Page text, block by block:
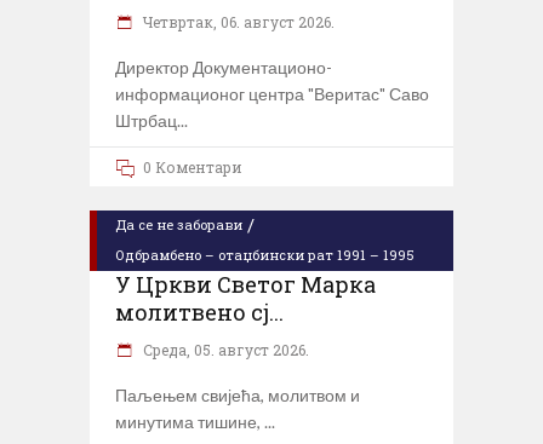
Четвртак, 06. август 2026.
Директор Документационо-
информационог центра "Веритас" Саво
Штрбац
0 Коментари
Да се не заборави /
Одбрамбено – отаџбински рат 1991 – 1995
У Цркви Светог Марка
молитвено сј...
Cреда, 05. август 2026.
Паљењем свијећа, молитвом и
минутима тишине,